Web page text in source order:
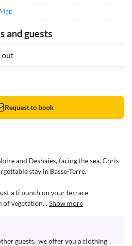
and guests
Request to book
and Deshaies, facing the sea, Chris
stay in Basse-Terre.
a ti punch on your terrace
of vegetation... Show more
guests,  we offer you a clothing